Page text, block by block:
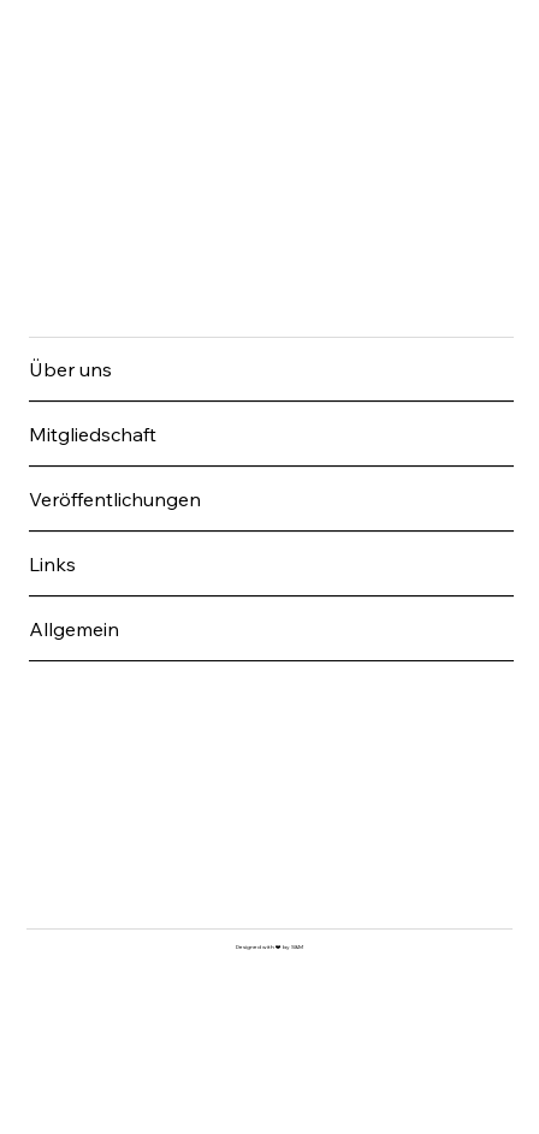
Über uns
Mitgliedschaft
Veröffentlichungen
Links
Allgemein
Designed with ❤️ by S&M